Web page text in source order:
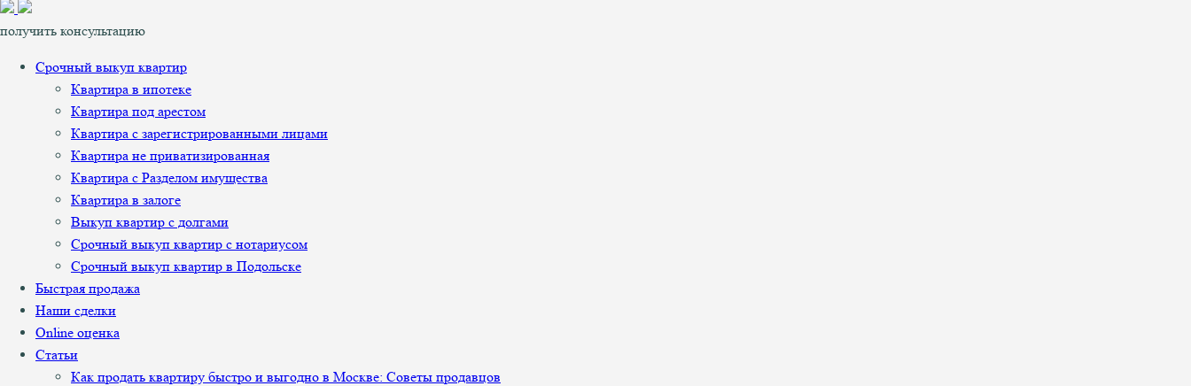
получить консультацию
Срочный выкуп квартир
Квартира в ипотеке
Квартира под арестом
Квартира с зарегистрированными лицами
Квартира не приватизированная
Квартира с Разделом имущества
Квартира в залоге
Выкуп квартир с долгами
Срочный выкуп квартир с нотариусом
Срочный выкуп квартир в Подольске
Быстрая продажа
Наши сделки
Online оценка
Статьи
Как продать квартиру быстро и выгодно в Москве: Советы продавцов